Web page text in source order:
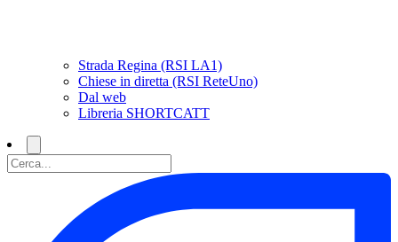
Strada Regina (RSI LA1)
Chiese in diretta (RSI ReteUno)
Dal web
Libreria SHORTCATT